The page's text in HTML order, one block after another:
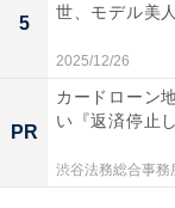
5
世、モデル美
2025/12/26
PR
カードローン
い『返済停止
渋谷法務総合事務